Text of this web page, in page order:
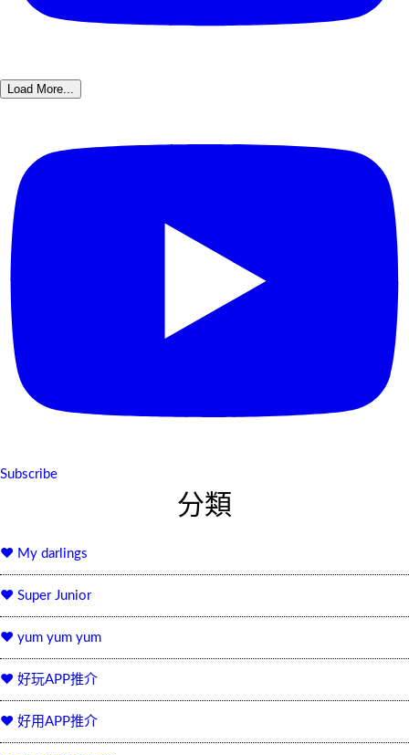
Load More...
Subscribe
分類
♥ My darlings
♥ Super Junior
♥ yum yum yum
♥ 好玩APP推介
♥ 好用APP推介